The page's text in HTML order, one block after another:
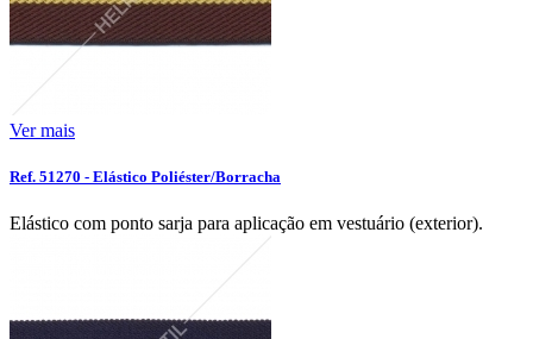
Ver mais
Ref. 51270 - Elástico Poliéster/Borracha
Elástico com ponto sarja para aplicação em vestuário (exterior).